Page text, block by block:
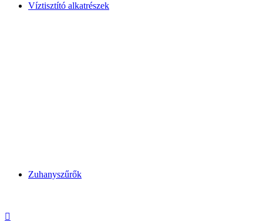
Víztisztító alkatrészek
Zuhanyszűrők
